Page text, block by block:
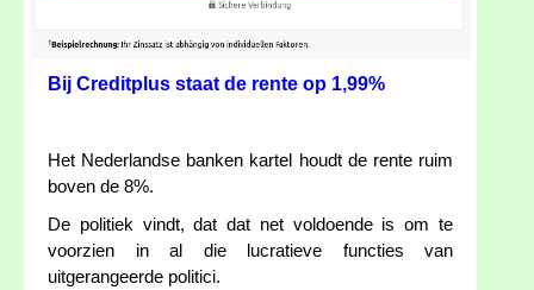
Bij Creditplus staat de rente op 1,99%
Het Nederlandse banken kartel houdt de rente ruim
boven de 8%.
De politiek vindt, dat dat net voldoende is om te
voorzien in al die lucratieve functies van
uitgerangeerde politici.